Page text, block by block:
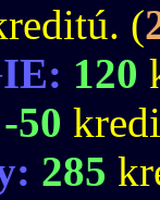
(
120
-50
285